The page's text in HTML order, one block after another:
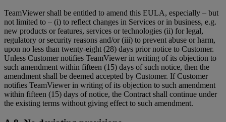
TeamViewer shall be entitled to amend this EULA, especially – but
not limited to – (i) to reflect changes in Services or in business, e.g.
new products or features, services or technologies (ii) for legal,
regulatory or security reasons and/or (iii) to prevent abuse or harm,
upon no less than twenty-eight (28) days prior notice to Customer.
Unless Customer notifies TeamViewer in writing of its objection to
such amendment within fifteen (15) days of such notice, then the
amendment shall be deemed accepted by Customer. If Customer
notifies TeamViewer in writing of its objection to such amendment
within fifteen (15) days of notice, the Contract shall continue under
the existing terms without giving effect to such amendment.